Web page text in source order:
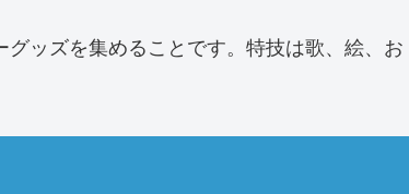
ッズを集めることです。特技は歌、絵、お